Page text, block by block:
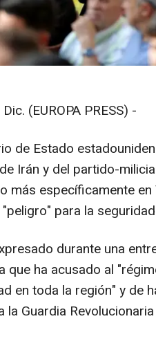
(EUROPA PRESS) -
de Estado
Irán y del partido-
más específicamente
para la
durante una
que ha acusado al
en toda la región" y de
la Guardia